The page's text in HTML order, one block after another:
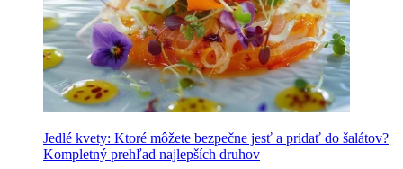
Jedlé kvety: Ktoré môžete bezpečne jesť a pridať do šalátov?
Kompletný prehľad najlepších druhov